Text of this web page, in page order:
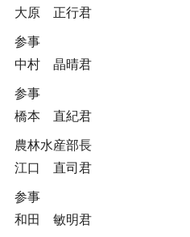
大原 正行君
参事
中村 晶晴君
参事
橋本 直紀君
農林水産部長
江口 直司君
参事
和田 敏明君